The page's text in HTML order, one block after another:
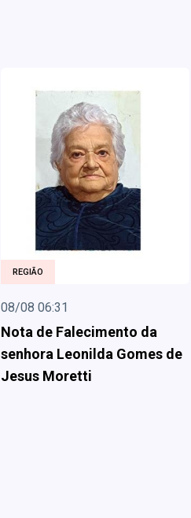
REGIÃO
08/08 06:31
Nota de Falecimento da
senhora Leonilda Gomes de
Jesus Moretti